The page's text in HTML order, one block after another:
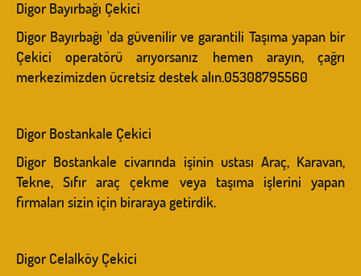
Digor Bayırbağı Çekici
Digor Bayırbağı 'da güvenilir ve garantili Taşıma yapan bir
Çekici operatörü arıyorsanız hemen arayın, çağrı
merkezimizden ücretsiz destek alın.05308795560
Digor Bostankale Çekici
Digor Bostankale civarında işinin ustası Araç, Karavan,
Tekne, Sıfır araç çekme veya taşıma işlerini yapan
firmaları sizin için biraraya getirdik.
Digor Celalköy Çekici